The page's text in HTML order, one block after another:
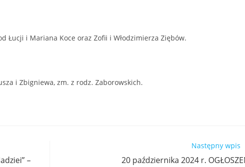
Łucji i Mariana Koce oraz Zofii i Włodzimierza Ziębów.
i Zbigniewa, zm. z rodz. Zaborowskich.
–
Następny wpis
20 października 2024 r.